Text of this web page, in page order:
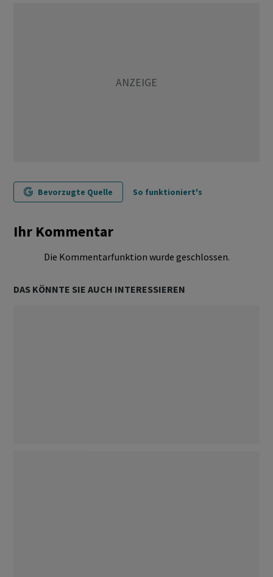
Bevorzugte Quelle So funktioniert's
Ihr Kommentar
Die Kommentarfunktion wurde geschlossen.
DAS KÖNNTE SIE AUCH INTERESSIEREN